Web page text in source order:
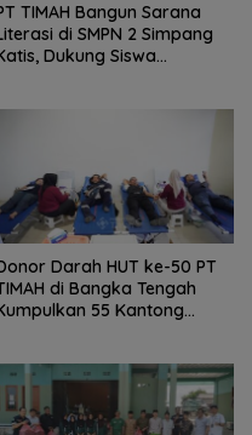
TIMAH Bangun Sarana
di SMPN 2 Simpang
Dukung Siswa
Darah HUT ke-50 PT
di Bangka Tengah
55 Kantong